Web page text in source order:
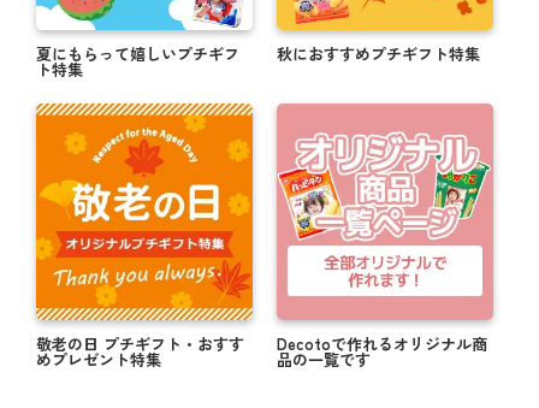
夏にもらって嬉しいプチギフ
ト特集
秋におすすめプチギフト特集
敬老の日 プチギフト・おすす
めプレゼント特集
Decotoで作れるオリジナル商
品の一覧です